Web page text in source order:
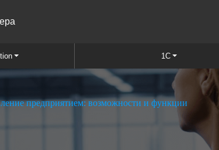
1C
предприятием: возможности и функции